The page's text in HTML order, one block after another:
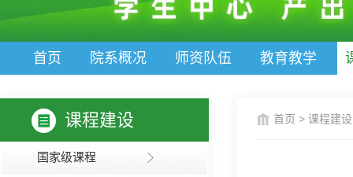
首页 院系概况 师资队伍 教育教学
课程建设
国家级课程
首页 > 课程建设